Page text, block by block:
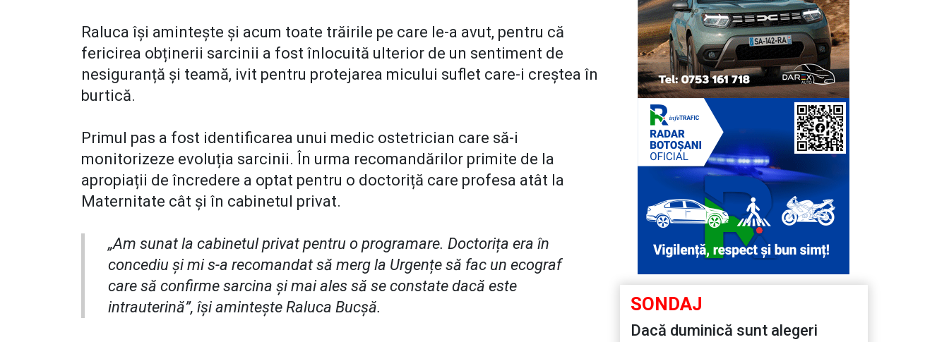
Raluca își amintește și acum toate trăirile pe care le-a avut, pentru că
fericirea obținerii sarcinii a fost înlocuită ulterior de un sentiment de
nesiguranță și teamă, ivit pentru protejarea micului suflet care-i creștea în
burtică.
Primul pas a fost identificarea unui medic ostetrician care să-i
monitorizeze evoluția sarcinii. În urma recomandărilor primite de la
apropiații de încredere a optat pentru o doctoriță care profesa atât la
Maternitate cât și în cabinetul privat.
„Am sunat la cabinetul privat pentru o programare. Doctorița era în
concediu și mi s-a recomandat să merg la Urgențe să fac un ecograf
care să confirme sarcina și mai ales să se constate dacă este
intrauterină”, își amintește Raluca Bucșă.
SONDAJ
Dacă duminică sunt alegeri